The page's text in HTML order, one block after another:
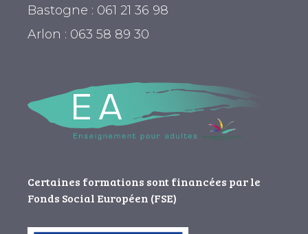
Bastogne : 061 21 36 98
Arlon : 063 58 89 30
Certaines formations sont financées par le
Fonds Social Européen (FSE)